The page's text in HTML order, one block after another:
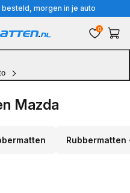
morgen in je auto
0
Mazda